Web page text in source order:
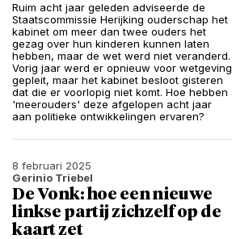
Ruim acht jaar geleden adviseerde de
Staatscommissie Herijking ouderschap het
kabinet om meer dan twee ouders het
gezag over hun kinderen kunnen laten
hebben, maar de wet werd niet veranderd.
Vorig jaar werd er opnieuw voor wetgeving
gepleit, maar het kabinet besloot gisteren
dat die er voorlopig niet komt. Hoe hebben
'meerouders' deze afgelopen acht jaar
aan politieke ontwikkelingen ervaren?
8 februari 2025
Gerinio Triebel
De Vonk: hoe een nieuwe
linkse partij zichzelf op de
kaart zet